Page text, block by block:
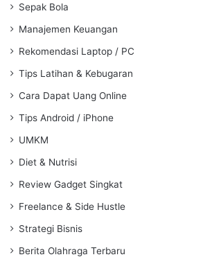
Sepak Bola
Manajemen Keuangan
Rekomendasi Laptop / PC
Tips Latihan & Kebugaran
Cara Dapat Uang Online
Tips Android / iPhone
UMKM
Diet & Nutrisi
Review Gadget Singkat
Freelance & Side Hustle
Strategi Bisnis
Berita Olahraga Terbaru